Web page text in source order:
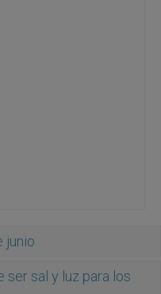
junio
ser sal y luz para los